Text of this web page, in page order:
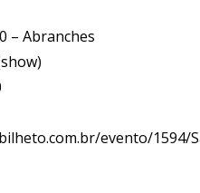
– Abranches
evento/1594/